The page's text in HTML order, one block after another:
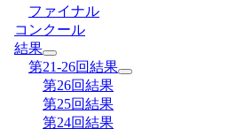
ファイナル
コンクール
結果
第21-26回結果
第26回結果
第25回結果
第24回結果